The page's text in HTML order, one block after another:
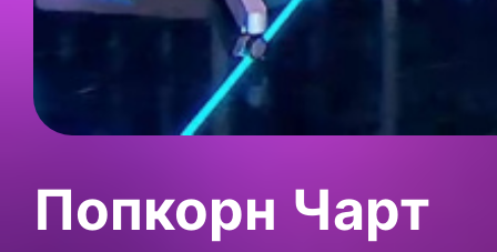
Попкорн Чарт